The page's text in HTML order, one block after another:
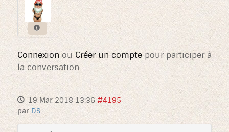
Connexionou Créer un comptepour participer à
la conversation.
19 Mar 2018 13:36 #4195
par DS